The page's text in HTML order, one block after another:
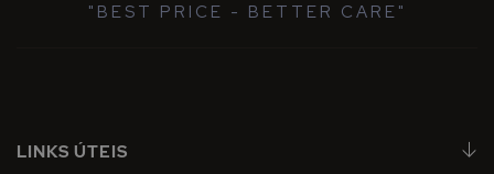
"BEST PRICE - BETTER CARE"
LINKS ÚTEIS